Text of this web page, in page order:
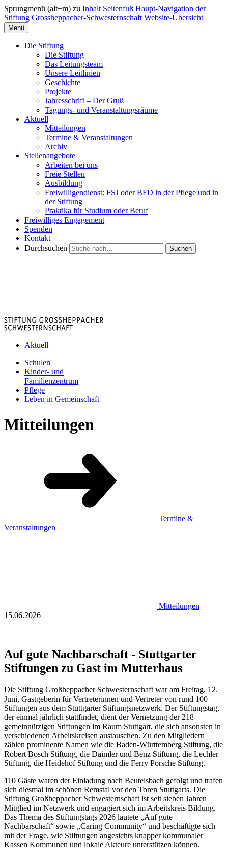
Sprungmenü (alt+m) zu Inhalt Seitenfuß Haupt-Navigation der
Stiftung Grossheppacher-Schwesternschaft Website-Übersicht
Menü
Die Stiftung
Die Stiftung
Das Leitungsteam
Unsere Leitlinien
Geschichte
Projekte
Jahresschrift – Der Gruß
Tagungs- und Veranstaltungsräume
Aktuell
Mitteilungen
Termine & Veranstaltungen
Archiv
Stellenangebote
Arbeiten bei uns
Freie Stellen
Ausbildung
Freiwilligendienst: FSJ oder BFD in der Pflege und in
der Stiftung
Praktika für Studium oder Beruf
Freiwilliges Engagement
Spenden
Kontakt
Durchsuchen
Suchen
Aktuell
Schulen
Kinder- und
Familienzentrum
Pflege
Leben in Gemeinschaft
Mitteilungen
Termine &
Veranstaltungen
Mitteilungen
15.06.2026
Auf gute Nachbarschaft - Stuttgarter
Stiftungen zu Gast im Mutterhaus
Die Stiftung Großheppacher Schwesternschaft war am Freitag, 12.
Juni, Gastgeberin für Vertreterinnen und Vertreter von rund 100
Stiftungen aus dem Stuttgarter Stiftungsnetzwerk. Der Stiftungstag,
der einmal jährlich stattfindet, dient der Vernetzung der 218
gemeinnützigen Stiftungen im Raum Stuttgart, die sich ansonsten in
verschiedenen Arbeitskreisen austauschen. Zu den Mitgliedern
zählen prominente Namen wie die Baden-Württemberg Stiftung, die
Robert Bosch Stiftung, die Daimler und Benz Stiftung, die Lechler
Stiftung, die Heidehof Stiftung und die Ferry Porsche Stiftung.
110 Gäste waren der Einladung nach Beutelsbach gefolgt und trafen
sich diesmal im schönen Remstal vor den Toren Stuttgarts. Die
Stiftung Großheppacher Schwesternschaft ist seit sieben Jahren
Mitglied im Netzwerk und engagiert sich im Arbeitskreis Bildung.
Das Thema des Stiftungstags 2026 lautete „Auf gute
Nachbarschaft“ sowie „Caring Community“ und beschäftigte sich
mit der Frage, wie Stiftungen angesichts knapper kommunaler
Kassen Kommunen und lokale Akteure unterstützen können.